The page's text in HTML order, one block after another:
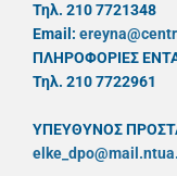
Τηλ. 210 7721348
Email:
ΠΛΗΡΟΦΟΡΙΕΣ
Τηλ. 210 7722961
ΥΠΕΥΘYΝΟΣ